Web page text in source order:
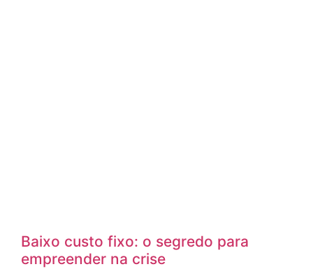
Baixo custo fixo: o segredo para
empreender na crise